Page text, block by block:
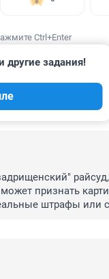
Ctrl+Enter
другие задания!
признать
штрафы или